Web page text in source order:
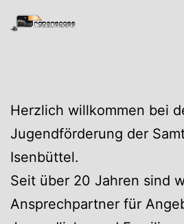
Zum
Inhalt
Herzlich willkommen bei
Jugendförderung der
Isenbüttel.
Seit über 20 Jahren sind
Ansprechpartner für